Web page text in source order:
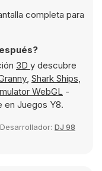
completa para
3D y descubre
, Shark Ships,
WebGL -
en Juegos Y8.
Desarrollador: DJ 98